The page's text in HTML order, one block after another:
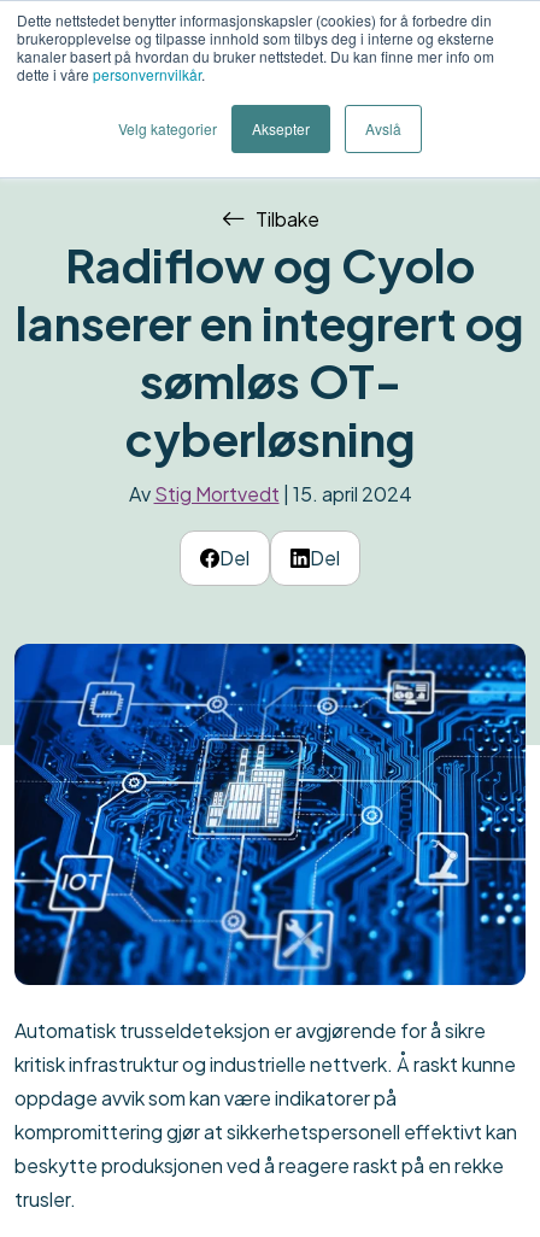
Dette nettstedet benytter informasjonskapsler (cookies) for å forbedre din
brukeropplevelse og tilpasse innhold som tilbys deg i interne og eksterne
kanaler basert på hvordan du bruker nettstedet. Du kan finne mer info om
dette i våre personvernvilkår.
Velg kategorier Aksepter Avslå
Tilbake
Radiflow og Cyolo
lanserer en integrert og
sømløs OT-
cyberløsning
Av Stig Mortvedt | 15. april 2024
Del Del
Automatisk trusseldeteksjon er avgjørende for å sikre
kritisk infrastruktur og industrielle nettverk. Å raskt kunne
oppdage avvik som kan være indikatorer på
kompromittering gjør at sikkerhetspersonell effektivt kan
beskytte produksjonen ved å reagere raskt på en rekke
trusler.